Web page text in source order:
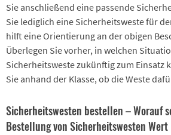
Sie anschließend eine passende
Sie lediglich eine Sicherheitsweste für
hilft eine Orientierung an der obigen
Überlegen Sie vorher, in welchen
Sicherheitsweste zukünftig zum Einsatz
Sie anhand der Klasse, ob die Weste
Sicherheitswesten bestellen – Worauf
Bestellung von Sicherheitswesten Wert